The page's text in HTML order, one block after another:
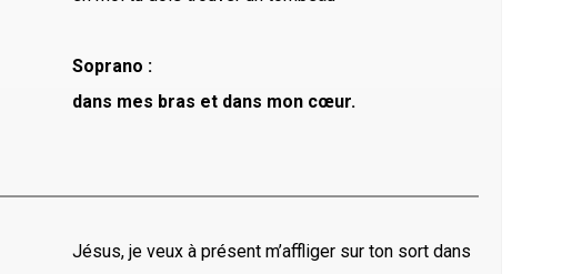
Soprano :
dans mes bras et dans mon cœur.
Jésus, je veux à présent m’affliger sur ton sort dans